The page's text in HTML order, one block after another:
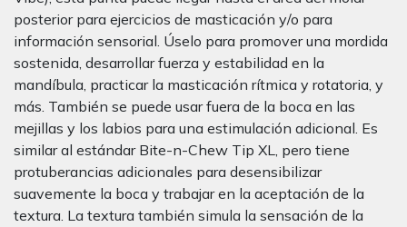
posterior para ejercicios de masticación y/o para
información sensorial. Úselo para promover una mordida
sostenida, desarrollar fuerza y estabilidad en la
mandíbula, practicar la masticación rítmica y rotatoria, y
más. También se puede usar fuera de la boca en las
mejillas y los labios para una estimulación adicional. Es
similar al estándar Bite-n-Chew Tip XL, pero tiene
protuberancias adicionales para desensibilizar
suavemente la boca y trabajar en la aceptación de la
textura. La textura también simula la sensación de la